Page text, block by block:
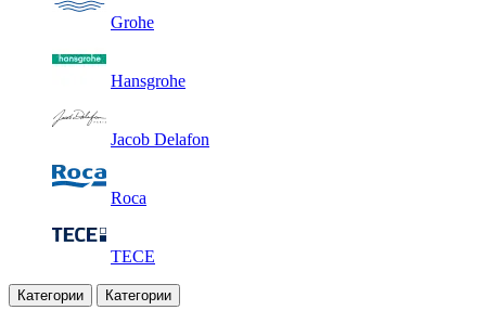
Grohe
Hansgrohe
Jacob Delafon
Roca
TECE
Категории Категории